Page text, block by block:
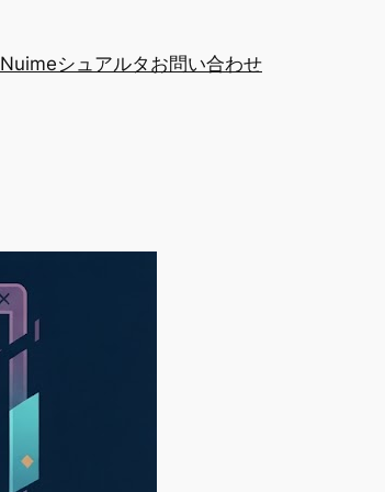
Nuimeシュアルタ お問い合わせ